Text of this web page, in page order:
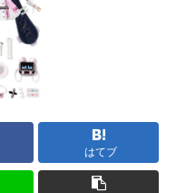
はてブ